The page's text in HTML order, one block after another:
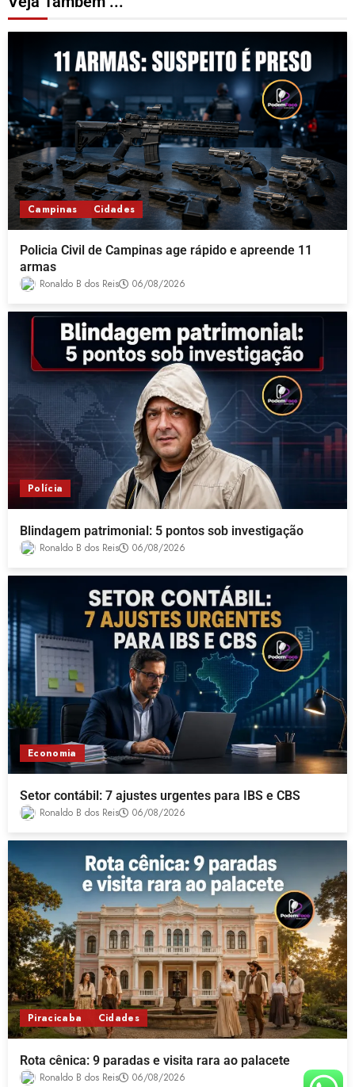
Campinas Cidades
Policia Civil de Campinas age rápido e apreende 11
armas
Ronaldo B dos Reis 06/08/2026
Polícia
Blindagem patrimonial: 5 pontos sob investigação
Ronaldo B dos Reis 06/08/2026
Economia
Setor contábil: 7 ajustes urgentes para IBS e CBS
Ronaldo B dos Reis 06/08/2026
Piracicaba Cidades
Rota cênica: 9 paradas e visita rara ao palacete
Ronaldo B dos Reis 06/08/2026